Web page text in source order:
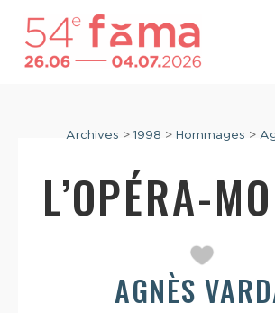
Archives > 1998 > Hommages >
L’OPÉRA-
AGNÈS